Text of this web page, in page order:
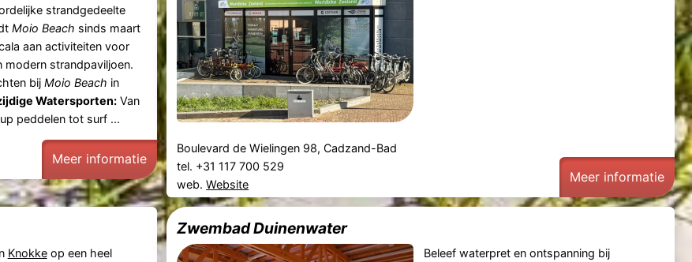
strandgedeelte
Moio Beach sinds maart
aan activiteiten voor
modern strandpaviljoen.
bij Moio Beach in
Watersporten:Van
peddelen tot surf ...
Meer informatie
Boulevard de Wielingen 98, Cadzand-Bad
tel. +31 117 700 529
web.Website Meer informatie
Knokkeop een heel
Zwembad Duinenwater
Beleef waterpret en ontspanning bij